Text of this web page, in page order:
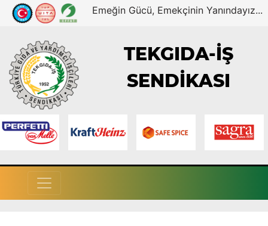
Emeğin Gücü, Emekçinin Yanındayız...
TEKGIDA-İŞ
SENDİKASI